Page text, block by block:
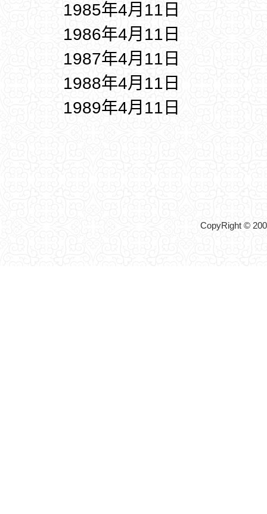
1985年4月11日
1986年4月11日
1987年4月11日
1988年4月11日
1989年4月11日
CopyRight ©